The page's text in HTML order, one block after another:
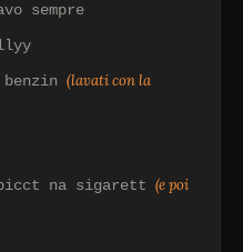
sempre
(lavati con la
na sigarett (e poi